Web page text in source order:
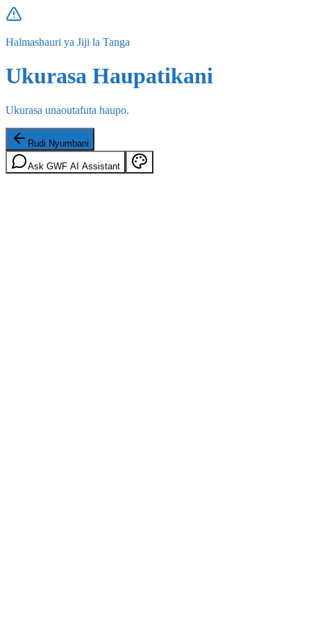
Halmashauri ya Jiji la Tanga
Ukurasa Haupatikani
Ukurasa unaoutafuta haupo.
Rudi Nyumbani
Ask GWF AI Assistant